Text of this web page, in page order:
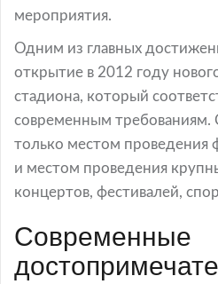
мероприятия.
Одним из главных
открытие в 2012 году
стадиона, который
современным требованиям.
только местом проведения
и местом проведения
концертов, фестивалей,
Современные